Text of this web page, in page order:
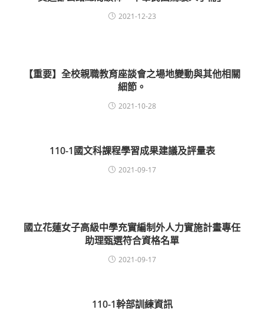
2021-12-23
【重要】全校親職教育座談會之場地變動與其他相關
細節。
2021-10-28
110-1國文科課程學習成果建議及評量表
2021-09-17
國立花蓮女子高級中學充實編制外人力實施計畫專任
助理甄選符合資格名單
2021-09-17
110-1幹部訓練資訊